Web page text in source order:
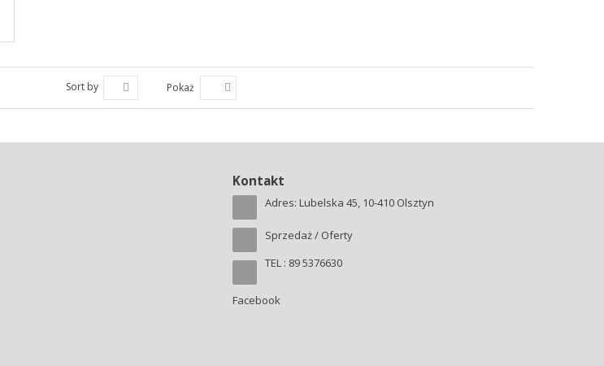
Sort by Pokaż
Kontakt
Adres: Lubelska 45, 10-410 Olsztyn
Sprzedaż / Oferty
TEL : 89 5376630
Facebook